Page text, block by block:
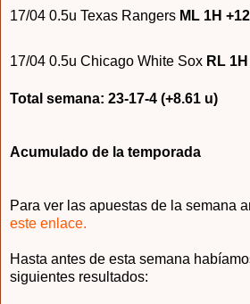
17/04 0.5u Texas Rangers ML 1H
17/04 0.5u Chicago White Sox RL
Total semana: 23-17-4 (+8.61 u)
Acumulado de la temporada
Para ver l as apuestas de la semana
este enlace.
Hasta antes de esta semana
siguientes resultados: